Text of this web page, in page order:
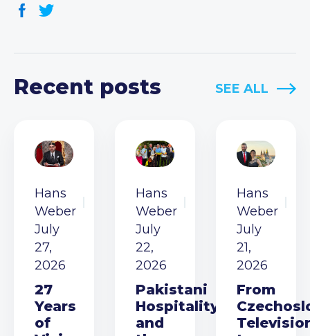
Recent posts SEE ALL
Hans
Weber
July
27,
2026
27
Years
of
Hans
Weber
July
22,
2026
Pakistani
Hospitality
and
Hans
Weber
July
21,
2026
From